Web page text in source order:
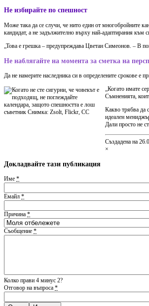
Не избирайте по спешност
Може така да се случи, че нито един от многобройните
кандидат, а не задължително върху най-адаптирания към
„Това е грешка – предупреждава Цветан Симеонов. – В
Не наблягайте на момента за сметка на
Да не намерите наследника си в определените срокове е
„Когато имате
Съмненията,
Какво трябва да
идеален
Дали просто не
Създадена на
×
Докладвайте тази публикация
Име *
Емайл *
Причина *
Съобщение *
Колко прави 4 минус 2?
Отговор на въпроса *